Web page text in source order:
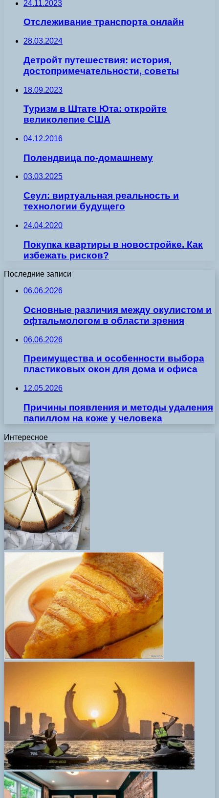
24.11.2023
Отслеживание транспорта онлайн
28.03.2024
Детройт путешествия: история,
достопримечательности, советы
18.09.2023
Туризм в Штате Юта: откройте
великолепие США
04.12.2016
Полендвица по-домашнему
03.03.2025
Сеул: виртуальная реальность и
технологии будущего
24.04.2020
Покупка квартиры в новостройке. Как
избежать рисков?
Последние записи
06.06.2026
Основные различия между окулистом и
офтальмологом в области зрения
06.06.2026
Преимущества и особенности выбора
пластиковых окон для дома и офиса
12.05.2026
Причины появления и методы удаления
папиллом на коже у человека
Интересное